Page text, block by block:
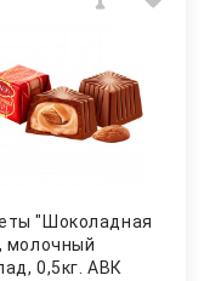
"Шоколадная
молочный
0,5кг. АВК